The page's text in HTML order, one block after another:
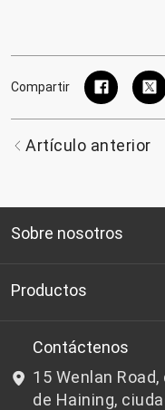
Compartir
Artículo anterior
Sobre nosotros
Quienes somos
I+D
Noticias y
Productos
Chips de PET
Chips de PET
Contáctenos
15 Wenlan
de Haining,